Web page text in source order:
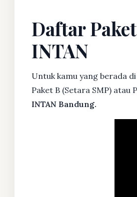
Daftar
INTAN
Untuk kamu yang berada di
Paket B (Setara SMP) atau
INTAN Bandung.